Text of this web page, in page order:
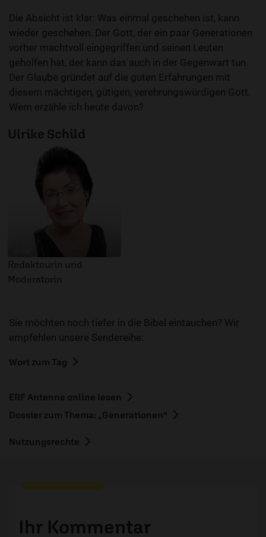
Die Absicht ist klar: Was einmal geschehen ist, kann
wieder geschehen. Der Gott, der ein paar Generationen
vorher machtvoll eingegriffen und seinen Leuten
geholfen hat, der kann das auch in der Gegenwart tun.
Der Glaube gründet auf die guten Erfahrungen mit
diesem mächtigen, gütigen, verehrungswürdigen Gott.
Wem erzähle ich heute davon?
Ulrike Schild
Redakteurin und
Moderatorin
Sie möchten noch tiefer in die Bibel eintauchen? Wir
empfehlen unsere Sendereihe:
Wort zum Tag
ERF Antenne online lesen
Dossier zum Thema: „Generationen“
Nutzungsrechte
Ihr Kommentar